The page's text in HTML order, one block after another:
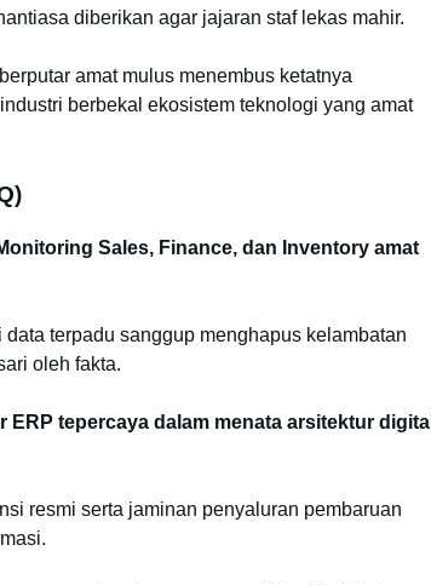
diberikan agar jajaran staf lekas mahir.
amat mulus menembus ketatnya
berbekal ekosistem teknologi yang amat
Sales, Finance, dan Inventory amat
terpadu sanggup menghapus kelambatan
oleh fakta.
tepercaya dalam menata arsitektur digital
resmi serta jaminan penyaluran pembaruan